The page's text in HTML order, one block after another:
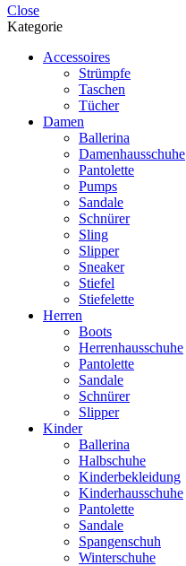
Close
Kategorie
Accessoires
Strümpfe
Taschen
Tücher
Damen
Ballerina
Damenhausschuhe
Pantolette
Pumps
Sandale
Schnürer
Sling
Slipper
Sneaker
Stiefel
Stiefelette
Herren
Boots
Herrenhausschuhe
Pantolette
Sandale
Schnürer
Slipper
Kinder
Ballerina
Halbschuhe
Kinderbekleidung
Kinderhausschuhe
Pantolette
Sandale
Spangenschuh
Winterschuhe